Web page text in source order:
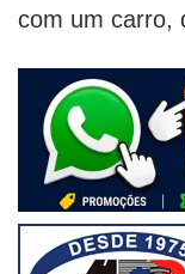
com um carro,